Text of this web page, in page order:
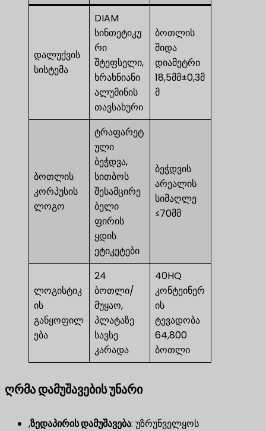
დალუქვის
სისტემა
DIAM
სინთეტიკუ
რი
შტეფსელი,
ხრახნიანი
ალუმინის
თავსახური
ბოთლის
შიდა
დიამეტრი
18,5მმ±0,3მ
მ
ბოთლის
კორპუსის
ლოგო
ტრაფარეტ
ული
ბეჭდვა,
სითბოს
შესამცირე
ბელი
ფირის
ყდის
ეტიკეტები
ბეჭდვის
არეალის
სიმაღლე
≤70მმ
ლოგისტიკ
ის
განყოფილ
ება
24
ბოთლი/
მუყაო,
პლატაზე
სავსე
კარადა
40HQ
კონტეინერ
ის
ტევადობა
64,800
ბოთლი
ღრმა დამუშავების უნარი
,ზედაპირის დამუშავება​: უზრუნველყოს